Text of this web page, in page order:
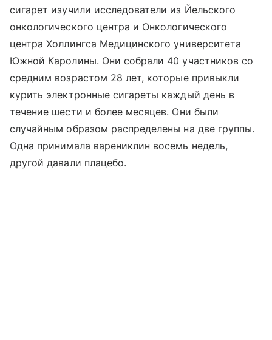
сигарет изучили исследователи из Йельского
онкологического центра и Онкологического
центра Холлингса Медицинского университета
Южной Каролины. Они собрали 40 участников со
средним возрастом 28 лет, которые привыкли
курить электронные сигареты каждый день в
течение шести и более месяцев. Они были
случайным образом распределены на две группы.
Одна принимала варениклин восемь недель,
другой давали плацебо.